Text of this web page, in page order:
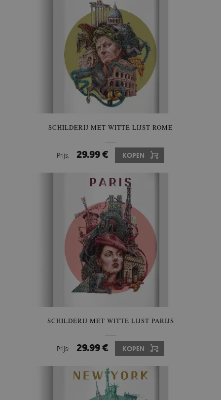
SCHILDERIJ MET WITTE LIJST ROME
Prijs: 29.99 € KOPEN
SCHILDERIJ MET WITTE LIJST PARIJS
Prijs: 29.99 € KOPEN